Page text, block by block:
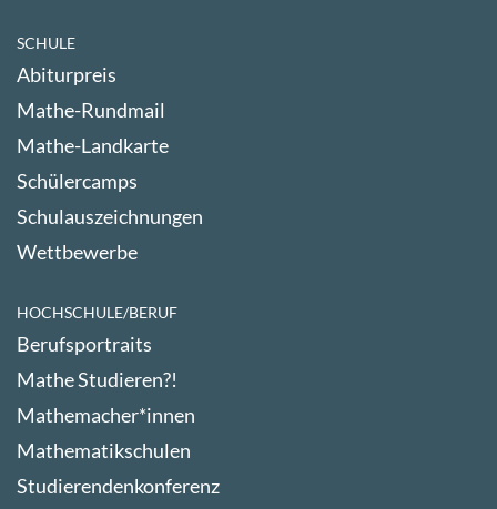
SCHULE
Abiturpreis
Mathe-Rundmail
Mathe-Landkarte
Schülercamps
Schulauszeichnungen
Wettbewerbe
HOCHSCHULE/BERUF
Berufsportraits
Mathe Studieren?!
Mathemacher*innen
Mathematikschulen
Studierendenkonferenz